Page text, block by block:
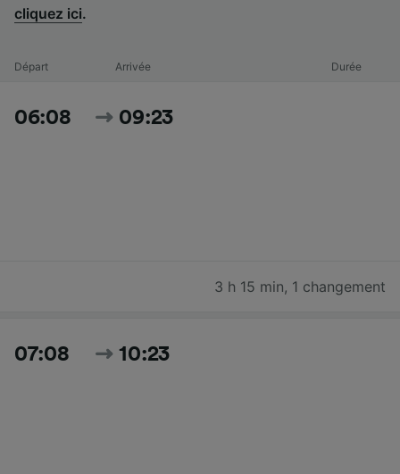
cliquez ici.
Départ Arrivée Durée
06:08 09:23
3 h 15 min, 1 changement
07:08 10:23